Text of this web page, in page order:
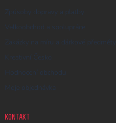
Způsoby dopravy a platby
Velkoobchod a spolupráce
Zakázky na míru a dárkové předměty
Kreativní Česko
Hodnocení obchodu
Moje objednávka
KONTAKT